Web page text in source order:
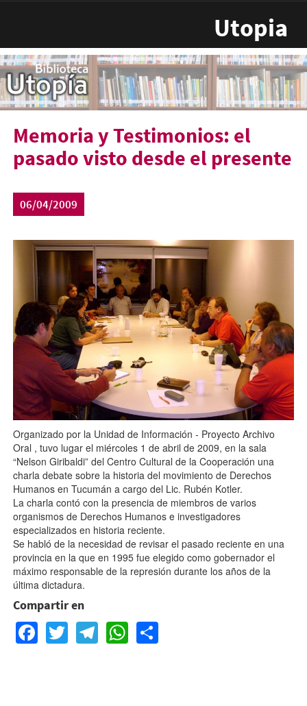
Utopia
Memoria y Testimonios: el
pasado visto desde el presente
06/04/2009
aoraltucumanddhh.jpg
Organizado por la Unidad de Información - Proyecto Archivo
Oral , tuvo lugar el miércoles 1 de abril de 2009, en la sala
“Nelson Giribaldi” del Centro Cultural de la Cooperación una
charla debate sobre la historia del movimiento de Derechos
Humanos en Tucumán a cargo del Lic. Rubén Kotler.
La charla contó con la presencia de miembros de varios
organismos de Derechos Humanos e investigadores
especializados en historia reciente.
Se habló de la necesidad de revisar el pasado reciente en una
provincia en la que en 1995 fue elegido como gobernador el
máximo responsable de la represión durante los años de la
última dictadura.
Compartir en
Facebook
TwitterTelegram
WhatsApp
Share